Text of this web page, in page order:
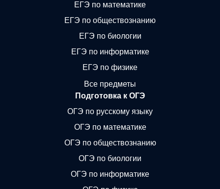
ЕГЭ по математике
ЕГЭ по обществознанию
ЕГЭ по биологии
ЕГЭ по информатике
ЕГЭ по физике
Все предметы
Подготовка к ОГЭ
ОГЭ по русскому языку
ОГЭ по математике
ОГЭ по обществознанию
ОГЭ по биологии
ОГЭ по информатике